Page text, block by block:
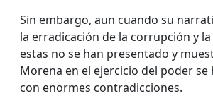
Sin embargo, aun cuando su
la erradicación de la corrupción y
estas no se han presentado y
Morena en el ejercicio del poder se
con enormes contradicciones.